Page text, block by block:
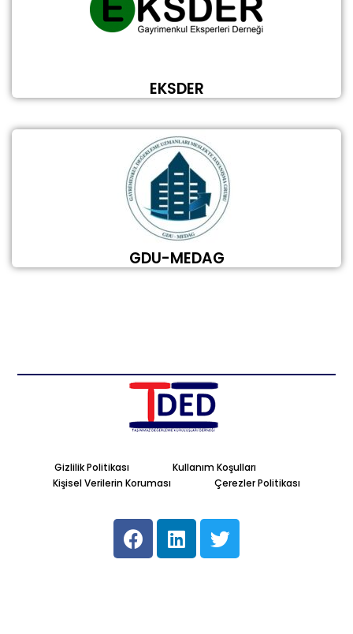
EKSDER
GDU-MEDAG
Gizlilik Politikası
Kullanım Koşulları
Kişisel Verilerin Koruması
Çerezler Politikası